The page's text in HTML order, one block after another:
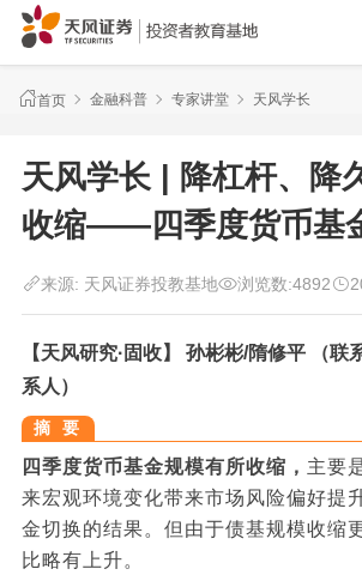
首页 金融科普 专家讲堂 天风学长
天风学长 | 降杠杆、降
收缩——四季度货币基
来源: 天风证券投教基地 浏览数:4892
【天风研究·固收】 孙彬彬/隋修平 （联
系人）
摘 要
四季度货币基金规模有所收缩， 主要
来宏观环境变化带来市场风险偏好提
金切换的结果。但由于债基规模收缩
比略有上升。